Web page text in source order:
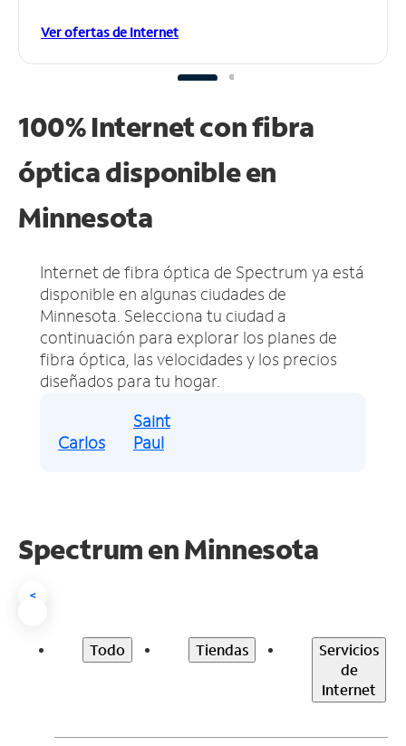
Ver ofertas de Internet
100% Internet con fibra
óptica disponible en
Minnesota
Internet de fibra óptica de Spectrum ya está
disponible en algunas ciudades de
Minnesota. Selecciona tu ciudad a
continuación para explorar los planes de
fibra óptica, las velocidades y los precios
diseñados para tu hogar.
Carlos
Saint
Paul
Spectrum enMinnesota
<
Todo Tiendas
Servicios
de
Internet